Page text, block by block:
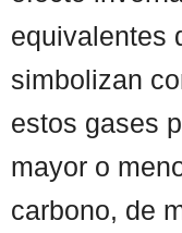
equivalentes
simbolizan
estos gases
mayor o
carbono, de